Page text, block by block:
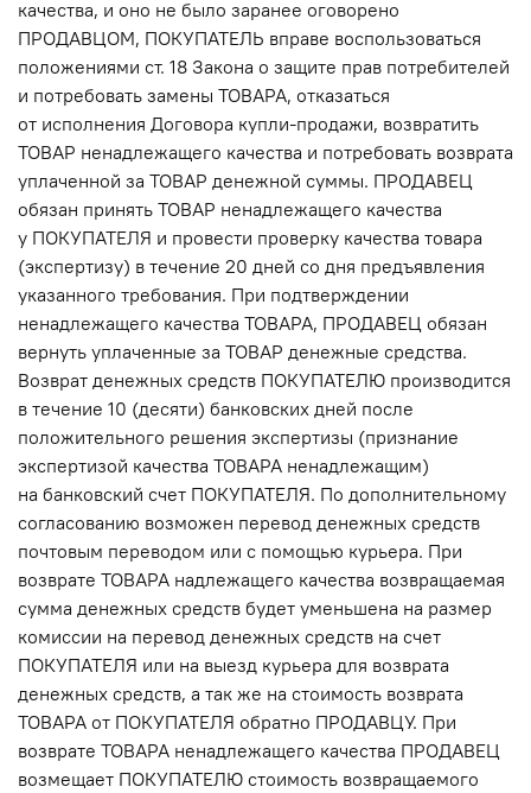
качества, и оно не было заранее оговорено
ПРОДАВЦОМ, ПОКУПАТЕЛЬ вправе воспользоваться
положениями ст. 18 Закона о защите прав потребителей
и потребовать замены ТОВАРА, отказаться
от исполнения Договора купли-продажи, возвратить
ТОВАР ненадлежащего качества и потребовать возврата
уплаченной за ТОВАР денежной суммы. ПРОДАВЕЦ
обязан принять ТОВАР ненадлежащего качества
у ПОКУПАТЕЛЯ и провести проверку качества товара
(экспертизу) в течение 20 дней со дня предъявления
указанного требования. При подтверждении
ненадлежащего качества ТОВАРА, ПРОДАВЕЦ обязан
вернуть уплаченные за ТОВАР денежные средства.
Возврат денежных средств ПОКУПАТЕЛЮ производится
в течение 10 (десяти) банковских дней после
положительного решения экспертизы (признание
экспертизой качества ТОВАРА ненадлежащим)
на банковский счет ПОКУПАТЕЛЯ. По дополнительному
согласованию возможен перевод денежных средств
почтовым переводом или с помощью курьера. При
возврате ТОВАРА надлежащего качества возвращаемая
сумма денежных средств будет уменьшена на размер
комиссии на перевод денежных средств на счет
ПОКУПАТЕЛЯ или на выезд курьера для возврата
денежных средств, а так же на стоимость возврата
ТОВАРА от ПОКУПАТЕЛЯ обратно ПРОДАВЦУ. При
возврате ТОВАРА ненадлежащего качества ПРОДАВЕЦ
возмещает ПОКУПАТЕЛЮ стоимость возвращаемого